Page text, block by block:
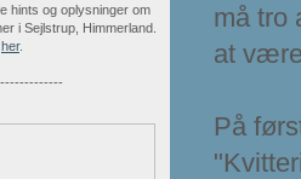
hints og oplysninger om
i Sejlstrup, Himmerland.
her.
må tro
at
På